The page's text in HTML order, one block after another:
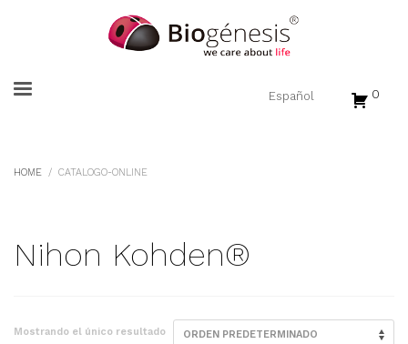
0
HOME CATALOGO-ONLINE
Nihon Kohden®
Mostrando el único resultado